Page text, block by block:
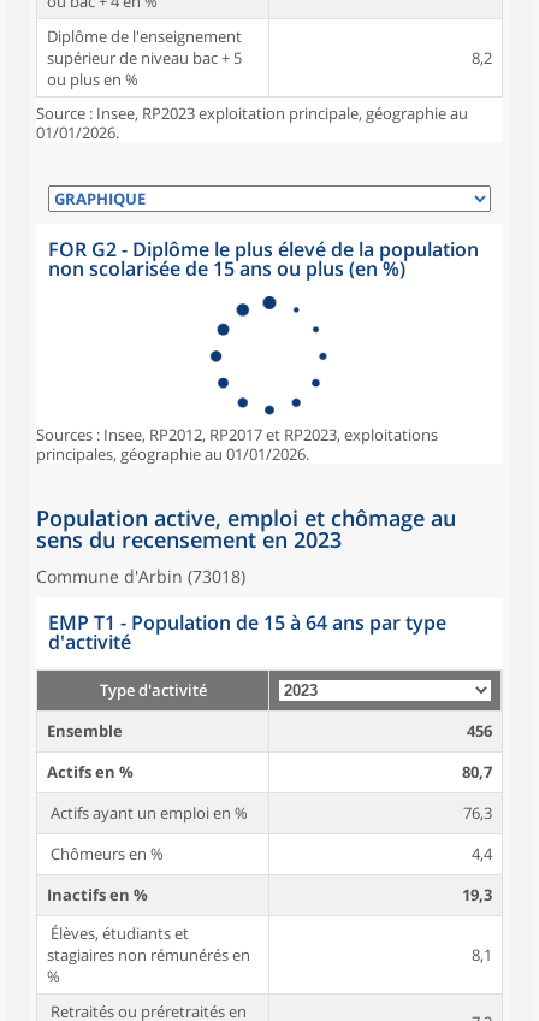
Diplôme de l'enseignement
supérieur de niveau bac + 5
ou plus en %
8,2
Source : Insee, RP2023 exploitation principale, géographie au
01/01/2026.
FOR G2 - Diplôme le plus élevé de la population
non scolarisée de 15 ans ou plus (en %)
Sources : Insee, RP2012, RP2017 et RP2023, exploitations
principales, géographie au 01/01/2026.
Population active, emploi et chômage au
sens du recensement en 2023
Commune d'Arbin (73018)
EMP T1 - Population de 15 à 64 ans par type
d'activité
Type d'activité
Ensemble
456
Actifs en %
80,7
Actifs ayant un emploi en %
76,3
Chômeurs en %
4,4
Inactifs en %
19,3
Élèves, étudiants et
stagiaires non rémunérés en
%
8,1
Retraités ou préretraités en